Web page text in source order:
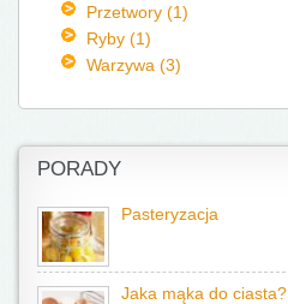
Przetwory (1)
Ryby (1)
Warzywa (3)
PORADY
Pasteryzacja
Jaka mąka do ciasta?